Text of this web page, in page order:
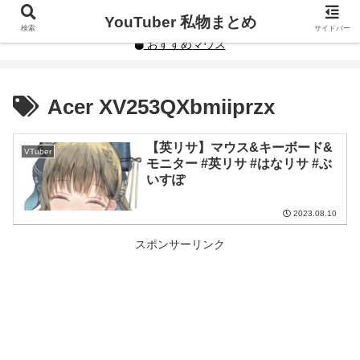
YouTuberや人気インフルエンサーの私物まとめです。
おすすめマウス
Acer XV253QXbmiiprzx
VTuber
【英リサ】マウス&キーボード&
モニター #英リサ #はなリサ #ぶ
いすぽ
2023.08.10
スポンサーリンク
検索 YouTuber 私物まとめ サイドバー